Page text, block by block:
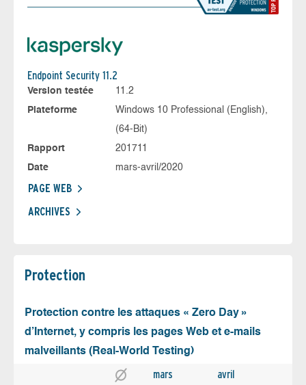
Endpoint Security 11.2
Version testée
11.2
Plateforme
Windows 10 Professional (English),
(64-Bit)
Rapport
201711
Date
mars-avril/2020
PAGE WEB
ARCHIVES
Protection
Protection contre les attaques « Zero Day »
d’Internet, y compris les pages Web et e-mails
malveillants (Real-World Testing)
mars avril